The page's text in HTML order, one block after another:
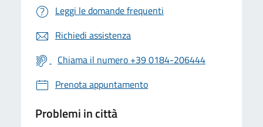
Leggi le domande frequenti
Richiedi assistenza
Chiama il numero +39 0184-206444
Prenota appuntamento
Problemi in città